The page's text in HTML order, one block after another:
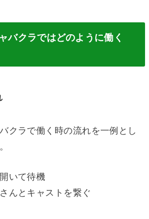
バクラではどのように働く
クラで働く時の流れを一例とし
いて待機
んとキャストを繋ぐ